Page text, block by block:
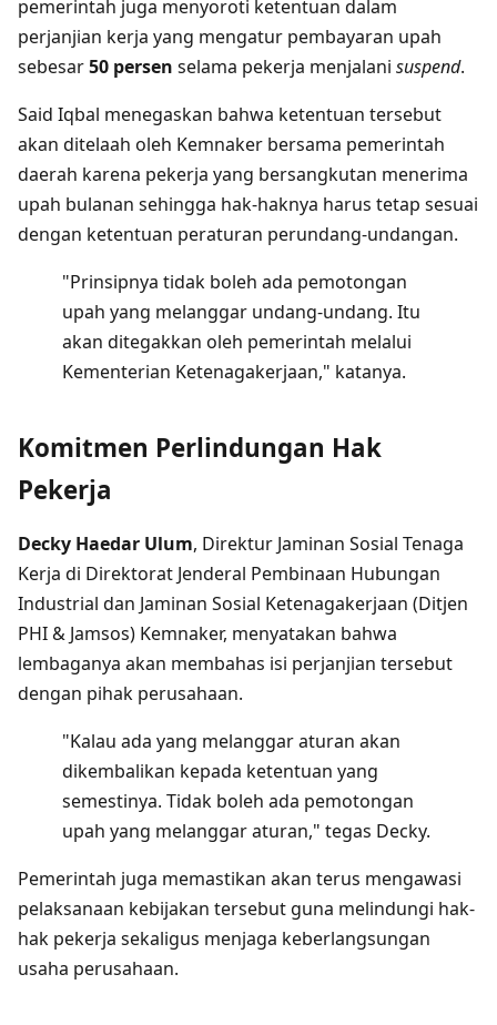
pemerintah juga menyoroti ketentuan dalam
perjanjian kerja yang mengatur pembayaran upah
sebesar50 persen selama pekerja menjalani suspend.
Said Iqbal menegaskan bahwa ketentuan tersebut
akan ditelaah oleh Kemnaker bersama pemerintah
daerah karena pekerja yang bersangkutan menerima
upah bulanan sehingga hak-haknya harus tetap sesuai
dengan ketentuan peraturan perundang-undangan.
"Prinsipnya tidak boleh ada pemotongan
upah yang melanggar undang-undang. Itu
akan ditegakkan oleh pemerintah melalui
Kementerian Ketenagakerjaan," katanya.
Komitmen Perlindungan Hak
Pekerja
Decky Haedar Ulum, Direktur Jaminan Sosial Tenaga
Kerja di Direktorat Jenderal Pembinaan Hubungan
Industrial dan Jaminan Sosial Ketenagakerjaan (Ditjen
PHI & Jamsos) Kemnaker, menyatakan bahwa
lembaganya akan membahas isi perjanjian tersebut
dengan pihak perusahaan.
"Kalau ada yang melanggar aturan akan
dikembalikan kepada ketentuan yang
semestinya. Tidak boleh ada pemotongan
upah yang melanggar aturan," tegas Decky.
Pemerintah juga memastikan akan terus mengawasi
pelaksanaan kebijakan tersebut guna melindungi hak-
hak pekerja sekaligus menjaga keberlangsungan
usaha perusahaan.